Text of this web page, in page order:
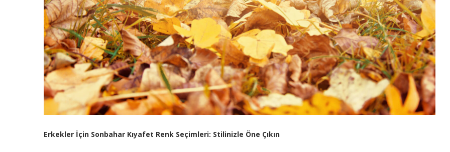
Erkekler İçin Sonbahar Kıyafet Renk Seçimleri: Stilinizle Öne Çıkın